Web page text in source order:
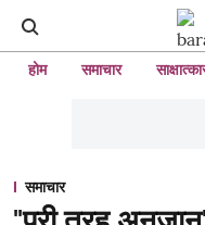
होम समाचार
समाचार